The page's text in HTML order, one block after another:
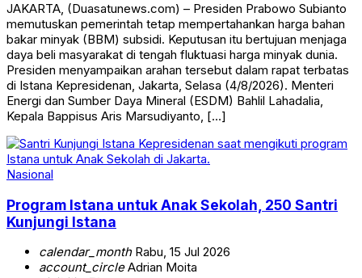
JAKARTA, (Duasatunews.com) – Presiden Prabowo Subianto
memutuskan pemerintah tetap mempertahankan harga bahan
bakar minyak (BBM) subsidi. Keputusan itu bertujuan menjaga
daya beli masyarakat di tengah fluktuasi harga minyak dunia.
Presiden menyampaikan arahan tersebut dalam rapat terbatas
di Istana Kepresidenan, Jakarta, Selasa (4/8/2026). Menteri
Energi dan Sumber Daya Mineral (ESDM) Bahlil Lahadalia,
Kepala Bappisus Aris Marsudiyanto, […]
Nasional
Program Istana untuk Anak Sekolah, 250 Santri
Kunjungi Istana
calendar_monthRabu, 15 Jul 2026
account_circleAdrian Moita